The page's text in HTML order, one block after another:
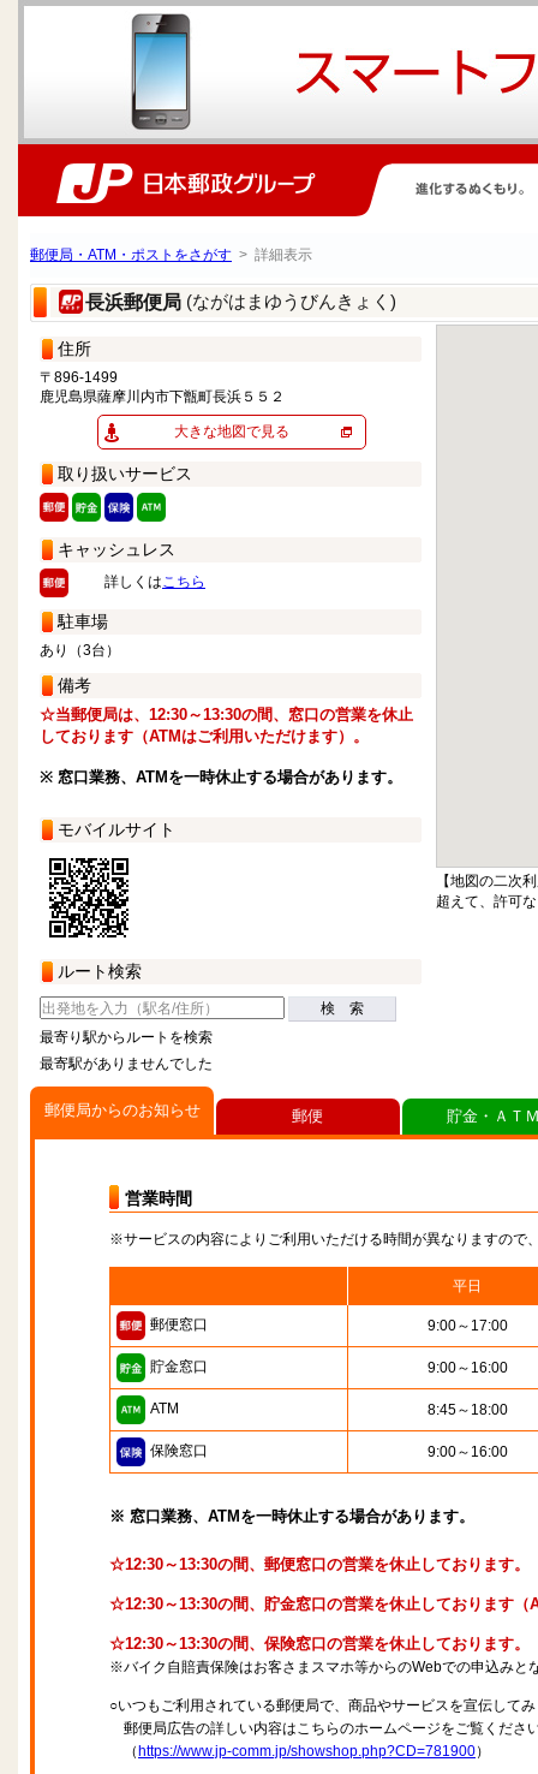
郵便局・ATM・ポストをさがす > 詳細表示
長浜郵便局 (ながはまゆうびんきょく)
住所
〒896-1499
鹿児島県薩摩川内市下甑町長浜５５２
大きな地図で見る
取り扱いサービス
キャッシュレス
詳しくはこちら
駐車場
あり（3台）
備考
☆当郵便局は、12:30～13:30の間、窓口の営業を休止
しております（ATMはご利用いただけます）。
※ 窓口業務、ATMを一時休止する場合があります。
モバイルサイト
ルート検索
検 索
最寄り駅からルートを検索
最寄駅がありませんでした
【地図の二次
超えて、許可
郵便局からのお知らせ
営業時間
※サービスの内容によりご利用いただける時間が異なりますので
平日
郵便窓口 9:00～17:00
貯金窓口 9:00～16:00
ATM 8:45～18:00
保険窓口 9:00～16:00
※ 窓口業務、ATMを一時休止する場合があります。
☆12:30～13:30の間、郵便窓口の営業を休止しております。
☆12:30～13:30の間、貯金窓口の営業を休止しております（
☆12:30～13:30の間、保険窓口の営業を休止しております。
※バイク自賠責保険はお客さまスマホ等からのWebでの申込みと
○いつもご利用されている郵便局で、商品やサービスを宣伝して
郵便局広告の詳しい内容はこちらのホームページをご覧くださ
（ https://www.jp-comm.jp/showshop.php?CD=781900）
郵便 貯金・ＡＴ